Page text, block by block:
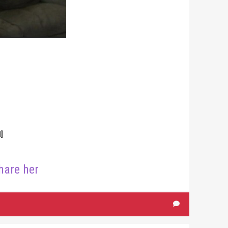
her